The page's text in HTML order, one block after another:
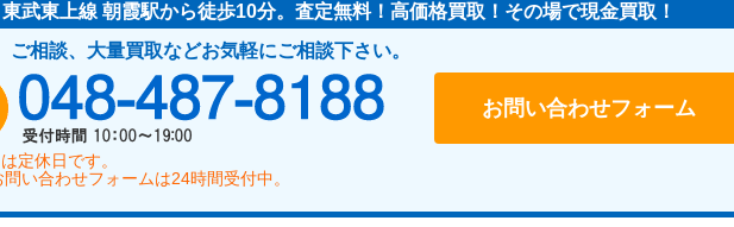
東武東上線 朝霞駅から徒歩10分。査定無料！高価格買取！その場で現金買取！
ご相談、大量買取などお気軽にご相談下さい。
048-487-8188
お問い合わせフォーム
定休日です。
い合わせフォームは24時間受付中。